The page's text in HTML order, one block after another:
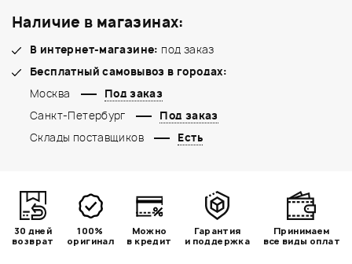
Наличие в магазинах:
В интернет-магазине: под заказ
Бесплатный самовывоз в городах:
Москва
Под заказ
Санкт-Петербург
Под заказ
Склады поставщиков
Есть
30 дней
возврат
100%
оригинал
Можно
в кредит
Гарантия
и поддержка
Принимаем
все виды оплат